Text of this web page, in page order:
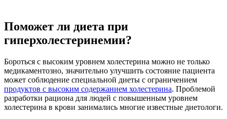
Поможет ли диета при
гиперхолестеринемии?
Бороться с высоким уровнем холестерина можно не только
медикаментозно, значительно улучшить состояние пациента
может соблюдение специальной диеты с ограничением
продуктов с высоким содержанием холестерина. Проблемой
разработки рациона для людей с повышенным уровнем
холестерина в крови занимались многие известные диетологи.